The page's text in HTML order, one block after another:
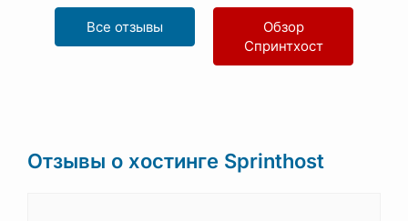
Все отзывы
Обзор
Спринтхост
Отзывы о хостинге Sprinthost